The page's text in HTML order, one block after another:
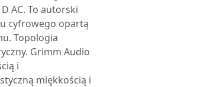
AC. To autorski
cyfrowego opartą
Topologia
Grimm Audio
i
miękkością i